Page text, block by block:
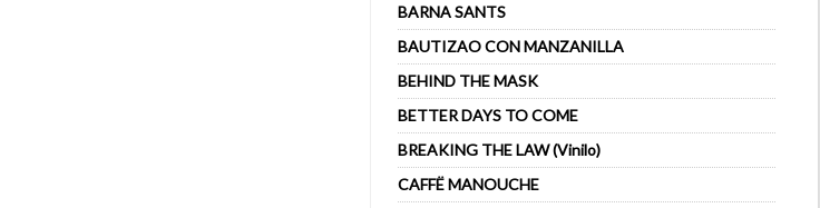
BARNA SANTS
BAUTIZAO CON MANZANILLA
BEHIND THE MASK
BETTER DAYS TO COME
BREAKING THE LAW (Vinilo)
CAFFË MANOUCHE